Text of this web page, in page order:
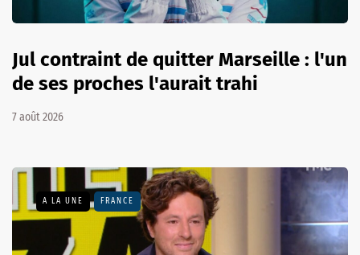
Jul contraint de quitter Marseille : l'un
de ses proches l'aurait trahi
7 août 2026
A LA UNE FRANCE